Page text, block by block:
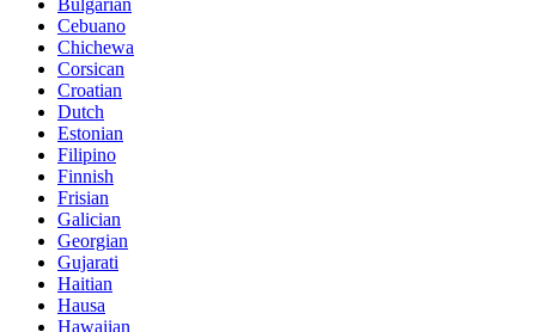
Bulgarian
Cebuano
Chichewa
Corsican
Croatian
Dutch
Estonian
Filipino
Finnish
Frisian
Galician
Georgian
Gujarati
Haitian
Hausa
Hawaiian